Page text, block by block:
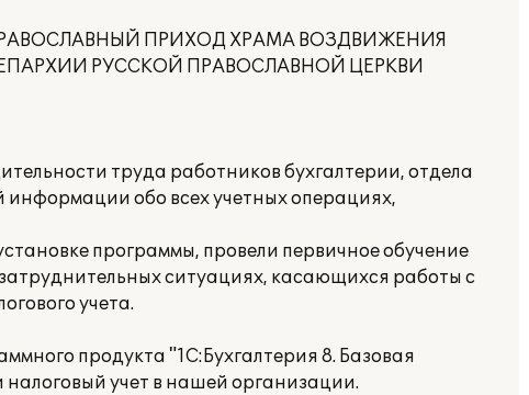
ПРИХОД ХРАМА ВОЗДВИЖЕНИЯ
РУССКОЙ ПРАВОСЛАВНОЙ ЦЕРКВИ
труда работников бухгалтерии, отдела
информации обо всех учетных операциях,
программы, провели первичное обучение
ситуациях, касающихся работы с
учета.
продукта "1С:Бухгалтерия 8. Базовая
учет в нашей организации.